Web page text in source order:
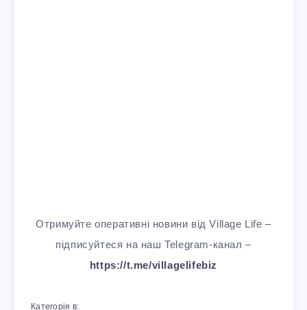
Отримуйте оперативні новини від Village Life –
підписуйтеся на наш Telegram-канал –
https://t.me/villagelifebiz
Категорія в: